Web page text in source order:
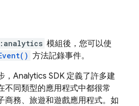
模組後，您可以使
方法記錄事件。
， Analytics SDK 定義了許多建
不同類型的應用程式中都很常
商務、旅遊和遊戲應用程式。如